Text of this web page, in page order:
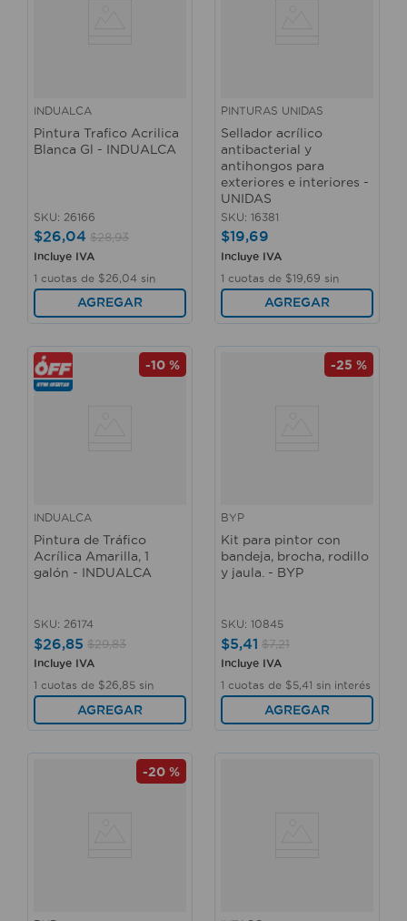
INDUALCA
Pintura Trafico Acrilica
Blanca Gl - INDUALCA
SKU: 26166
$26,04 $28,93
Incluye IVA
1 cuotas de $26 04 sin
interés
AGREGAR
PINTURAS UNIDAS
Sellador acrílico
antibacterial y
antihongos para
exteriores e interiores -
UNIDAS
SKU: 16381
$19,69
Incluye IVA
1 cuotas de $19 69 sin
interés
AGREGAR
-10 %
INDUALCA
Pintura de Tráfico
Acrílica Amarilla, 1
galón - INDUALCA
SKU: 26174
$26,85 $29,83
Incluye IVA
1 cuotas de $26 85 sin
interés
AGREGAR
-25 %
BYP
Kit para pintor con
bandeja, brocha, rodillo
y jaula. - BYP
SKU: 10845
$5,41 $7,21
Incluye IVA
1 cuotas de $5 41 sin interés
AGREGAR
-20 %